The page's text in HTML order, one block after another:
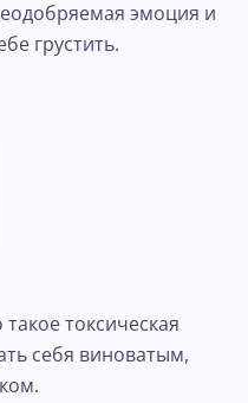
эмоция и
грустить.
токсическая
себя виноватым,